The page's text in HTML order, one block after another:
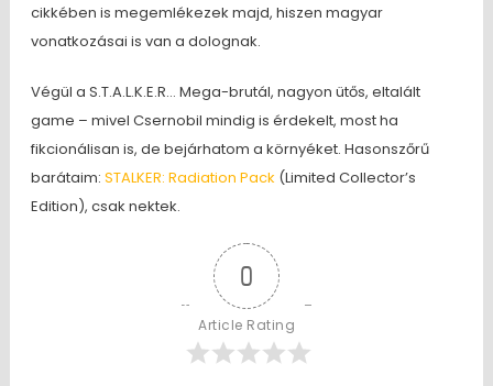
cikkében is megemlékezek majd, hiszen magyar
vonatkozásai is van a dolognak.
Végül a S.T.A.L.K.E.R… Mega-brutál, nagyon ütős, eltalált
game – mivel Csernobil mindig is érdekelt, most ha
fikcionálisan is, de bejárhatom a környéket. Hasonszőrű
barátaim: STALKER: Radiation Pack (Limited Collector’s
Edition), csak nektek.
0
Article Rating